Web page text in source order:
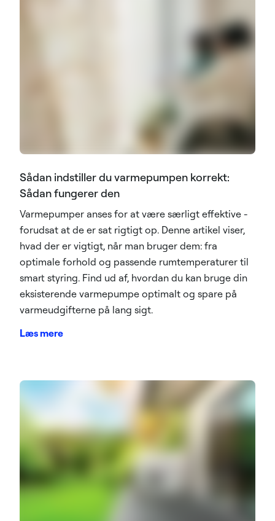
Sådan indstiller du varmepumpen korrekt:
Sådan fungerer den
Varmepumper anses for at være særligt effektive -
forudsat at de er sat rigtigt op. Denne artikel viser,
hvad der er vigtigt, når man bruger dem: fra
optimale forhold og passende rumtemperaturer til
smart styring. Find ud af, hvordan du kan bruge din
eksisterende varmepumpe optimalt og spare på
varmeudgifterne på lang sigt.
Læs mere